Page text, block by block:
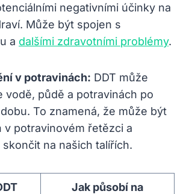
negativními účinky na
Může být spojen s
a dalšími zdravotními problémy.
v potravinách: DDT může
vodě, půdě a potravinách po
To znamená, že může být
v potravinovém řetězci a
na našich talířích.
Jak působí na